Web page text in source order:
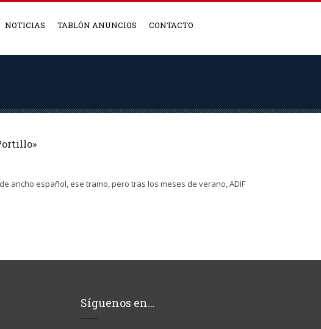
NOTICIAS TABLÓN ANUNCIOS CONTACTO
español, ese tramo, pero tras los meses de verano, ADIF
Síguenos en…